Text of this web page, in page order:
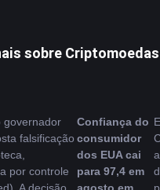
sobre
governador
falsificação
por controle
Confiança do
consumidor
dos EUA cai
para 97,4 em